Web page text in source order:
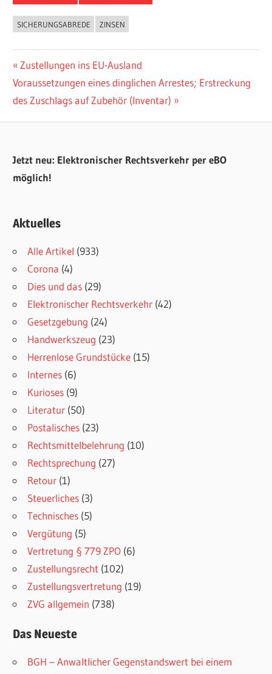
SICHERUNGSABREDE ZINSEN
Beitragsnavigation
Vorheriger
Beitrag:
Zustellungen ins EU-Ausland
Nächster
Beitrag:
Voraussetzungen eines dinglichen Arrestes; Erstreckung
des Zuschlags auf Zubehör (Inventar)
Jetzt neu: Elektronischer Rechtsverkehr per eBO
möglich!
Aktuelles
Alle Artikel (933)
Corona (4)
Dies und das (29)
Elektronischer Rechtsverkehr (42)
Gesetzgebung (24)
Handwerkszeug (23)
Herrenlose Grundstücke (15)
Internes (6)
Kurioses (9)
Literatur (50)
Postalisches (23)
Rechtsmittelbelehrung (10)
Rechtsprechung (27)
Retour (1)
Steuerliches (3)
Technisches (5)
Vergütung (5)
Vertretung § 779 ZPO (6)
Zustellungsrecht (102)
Zustellungsvertretung (19)
ZVG allgemein (738)
Das Neueste
BGH – Anwaltlicher Gegenstandswert bei einem